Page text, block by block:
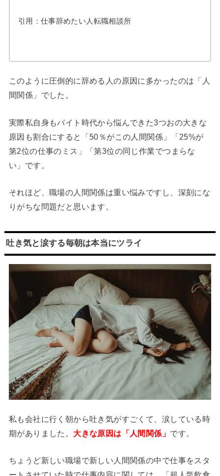
引用：仕事辞めたい人転職相談所
このように圧倒的に辞める人の原因に多かったのは「人
間関係」でした。
実際私自身もバイト時代から悩んできた3つおの大きな
原因も割合にすると「50％がこの人間関係」「25%が
第2位の仕事のミス」「第3位の同じ作業でつまらな
い」です。
それほど、職場の人間関係は重い悩みですし、深刻にな
りがちな問題だと思います。
吐き気と涙する毎朝は本当にツライ
私も会社に行く朝から吐き気がすごくて、涙している時
期がありました。 大きな原因は「人間関係」 です。
ちょうど新しい職場で新しい人間関係の中で仕事をスタ